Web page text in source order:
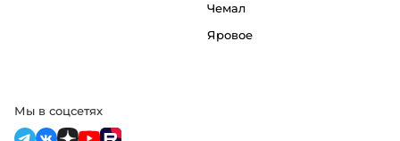
Чемал
Яровое
Мы в соцсетях